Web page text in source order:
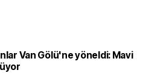
Van Gölü'ne yöneldi: Mavi